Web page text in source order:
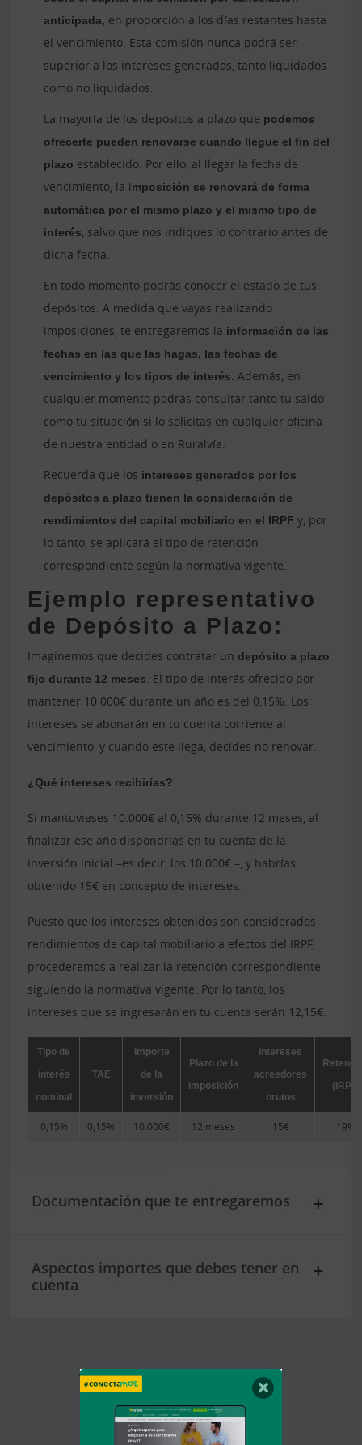
anticipada, en proporción a los días restantes hasta
el vencimiento. Esta comisión nunca podrá ser
superior a los intereses generados, tanto liquidados
como no liquidados.
La mayoría de los depósitos a plazo que podemos
ofrecerte pueden renovarse cuando llegue el fin del
plazo establecido. Por ello, al llegar la fecha de
vencimiento, la imposición se renovará de forma
automática por el mismo plazo y el mismo tipo de
interés, salvo que nos indiques lo contrario antes de
dicha fecha.
En todo momento podrás conocer el estado de tus
depósitos. A medida que vayas realizando
imposiciones, te entregaremos la información de las
fechas en las que las hagas, las fechas de
vencimiento y los tipos de interés. Además, en
cualquier momento podrás consultar tanto tu saldo
como tu situación si lo solicitas en cualquier oficina
de nuestra entidad o en Ruralvía.
Recuerda que los intereses generados por los
depósitos a plazo tienen la consideración de
rendimientos del capital mobiliario en el IRPFy, por
lo tanto, se aplicará el tipo de retención
correspondiente según la normativa vigente.
Ejemplo representativo
de Depósito a Plazo:
Imaginemos que decides contratar un depósito a plazo
fijo durante 12 meses. El tipo de interés ofrecido por
mantener 10 000€ durante un año es del 0,15%. Los
intereses se abonarán en tu cuenta corriente al
vencimiento, y cuando este llega, decides no renovar.
¿Qué intereses recibirías?
Si mantuvieses 10.000€ al 0,15% durante 12 meses, al
finalizar ese año dispondrías en tu cuenta de la
inversión inicial –es decir, los 10.000€ –, y habrías
obtenido 15€ en concepto de intereses.
Puesto que los intereses obtenidos son considerados
rendimientos de capital mobiliario a efectos del IRPF,
procederemos a realizar la retención correspondiente
siguiendo la normativa vigente. Por lo tanto, los
intereses que se ingresarán en tu cuenta serán 12,15€.
Tipo de
interés
nominal
TAE
Importe
de la
inversión
Plazo de la
imposición
Intereses
acreedores
brutos
(IRPF)
0,15% 0,15% 10.000€ 12 meses 15€ 19%
Documentación que te entregaremos
Aspectos importes que debes tener en
cuenta
También te puede
interesar
×